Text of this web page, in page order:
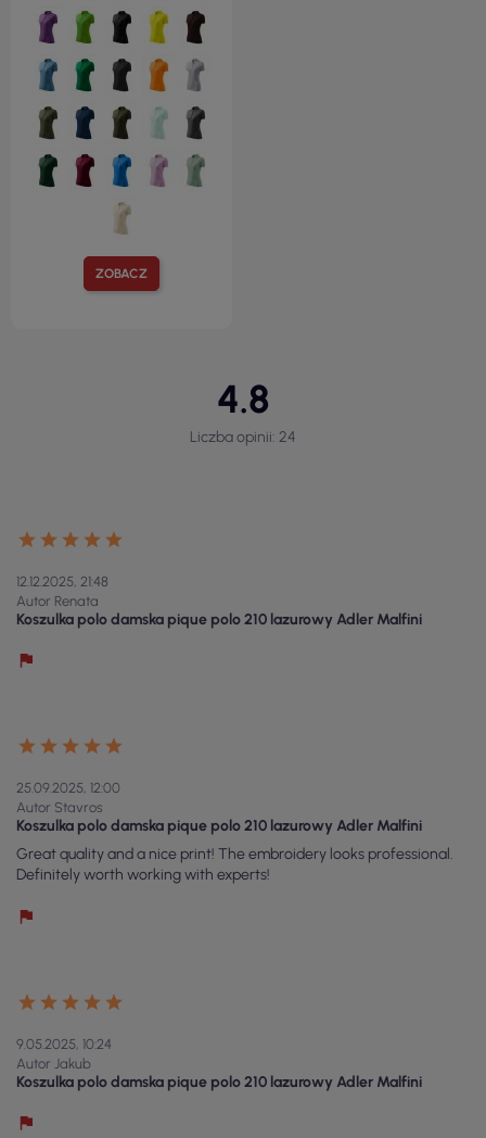
ZOBACZ
4.8
Liczba opinii: 24
12.12.2025, 21:48
Autor Renata
Koszulka polo damska pique polo 210 lazurowy Adler Malfini
25.09.2025, 12:00
Autor Stavros
Koszulka polo damska pique polo 210 lazurowy Adler Malfini
Great quality and a nice print! The embroidery looks professional.
Definitely worth working with experts!
9.05.2025, 10:24
Autor Jakub
Koszulka polo damska pique polo 210 lazurowy Adler Malfini